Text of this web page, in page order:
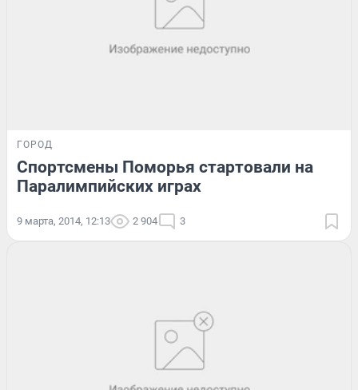
ГОРОД
Спортсмены Поморья стартовали на
Паралимпийских играх
9 марта, 2014, 12:13 2 904 3